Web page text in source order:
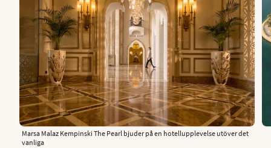
Marsa Malaz Kempinski The Pearl bjuder på en hotellupplevelse utöver det
vanliga